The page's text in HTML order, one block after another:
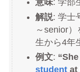
意味: 学部
解説: 学士
～senior
生から4年
例文:
studentat